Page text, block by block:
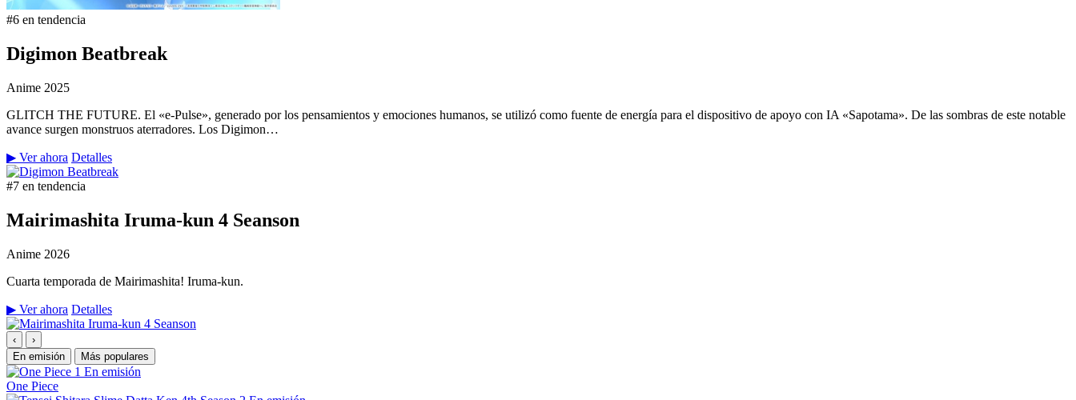
#6 en tendencia
Digimon Beatbreak
Anime 2025
GLITCH THE FUTURE. El «e-Pulse», generado por los pensamientos y emociones humanos, se utilizó como fuente de energía para el dispositivo de apoyo con IA «Sapotama». De las sombras de este notable
avance surgen monstruos aterradores. Los Digimon…
▶ Ver ahora Detalles
#7 en tendencia
Mairimashita Iruma-kun 4 Seanson
Anime 2026
Cuarta temporada de Mairimashita! Iruma-kun.
▶ Ver ahora Detalles
‹
›
En emisión
Más populares
1 En emisión
One Piece